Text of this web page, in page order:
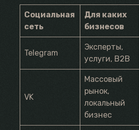
Социальная
сеть
Для каких
бизнесов
Telegram
Эксперты,
услуги, B2B
VK
Массовый
рынок,
локальный
бизнес